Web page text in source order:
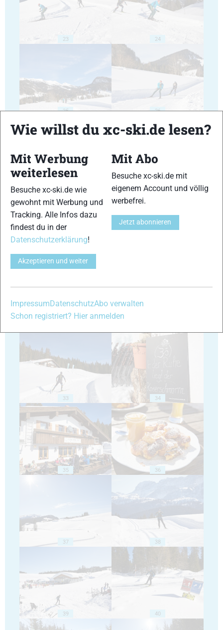
23 24
25 26
29
33 34
35 36
37 38
39 40
Wie willst du xc-ski.de lesen?
Mit Werbung
weiterlesen
Besuche xc-ski.de wie
gewohnt mit Werbung und
Tracking. Alle Infos dazu
findest du in der
Datenschutzerklärung!
Akzeptieren und weiter
Mit Abo
Besuche xc-ski.de mit
eigenem Account und völlig
werbefrei.
Jetzt abonnieren
Impressum DatenschutzAbo verwalten
Schon registriert? Hier anmelden